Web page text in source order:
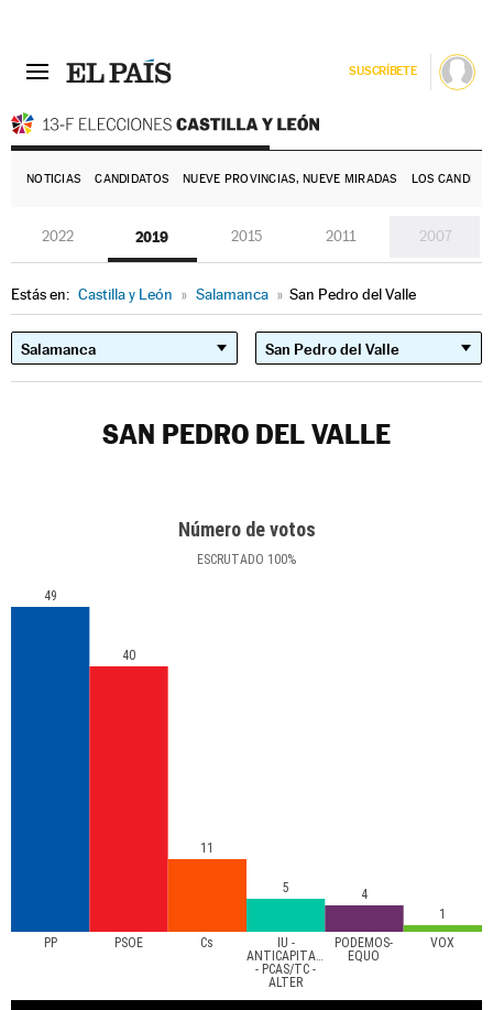
SUSCRÍBETE
NOTICIAS CANDIDATOS NUEVE PROVINCIAS, NUEVE MIRADAS LOS
2022 2019 2015 2011 2007
Estás en: Castilla y León » Salamanca » San Pedro del Valle
SAN PEDRO DEL VALLE
Número de votos
ESCRUTADO 100%
PP PSOE Cs
IU -
ANTICAPITALISTAS
- PCAS/TC -
ALTER
PODEMOS-
EQUO
VOX
49
40
11
5
4
1